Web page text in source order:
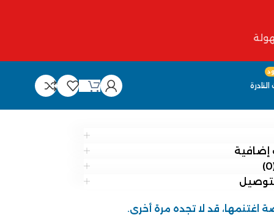
اغتنمها، قد لا تجده مرة أخرى.